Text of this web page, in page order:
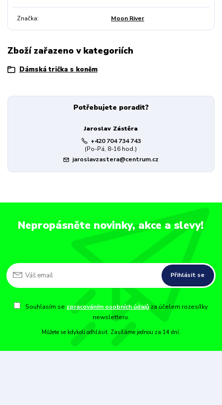
Značka Moon River
Zboží zařazeno v kategoriích
Dámská trička s koněm
Potřebujete poradit?
Jaroslav Zástěra
+420 704 734 743
(Po-Pá, 8-16 hod.)
jaroslavzastera@centrum.cz
Nepropásněte novinky, akce a slevy!
Přihlásit se
Souhlasím se zpracováním osobních údajů za účelem rozesílky
newsletteru.
Můžete se kdykoli odhlásit. Zasíláme jednou za 14 dní.